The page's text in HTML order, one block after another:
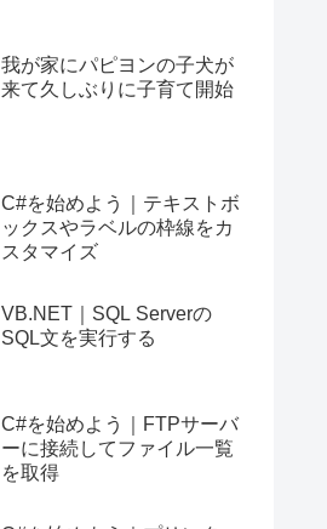
我が家にパピヨンの子犬が
来て久しぶりに子育て開始
C#を始めよう｜テキストボ
ックスやラベルの枠線をカ
スタマイズ
VB.NET｜SQL Serverの
SQL文を実行する
C#を始めよう｜FTPサーバ
ーに接続してファイル一覧
を取得